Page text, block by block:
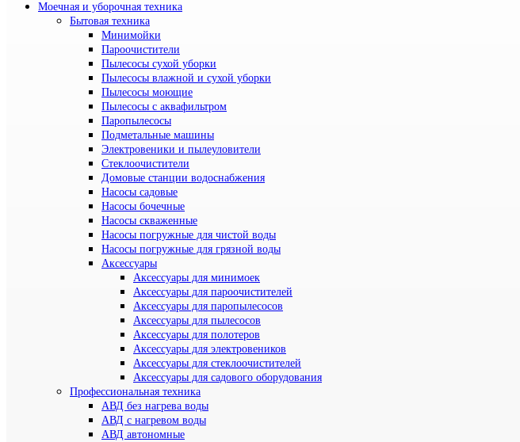
Моечная и уборочная техника
Бытовая техника
Минимойки
Пароочистители
Пылесосы сухой уборки
Пылесосы влажной и сухой уборки
Пылесосы моющие
Пылесосы с аквафильтром
Паропылесосы
Подметальные машины
Электровеники и пылеуловители
Стеклоочистители
Домовые станции водоснабжения
Насосы садовые
Насосы бочечные
Насосы скваженные
Насосы погружные для чистой воды
Насосы погружные для грязной воды
Аксессуары
Аксессуары для минимоек
Аксессуары для пароочистителей
Аксессуары для паропылесосов
Аксессуары для пылесосов
Аксессуары для полотеров
Аксессуары для электровеников
Аксессуары для стеклоочистителей
Аксессуары для садового оборудования
Профессиональная техника
АВД без нагрева воды
АВД с нагревом воды
АВД автономные